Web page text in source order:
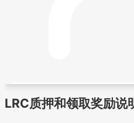
LRC质押和领取奖励说